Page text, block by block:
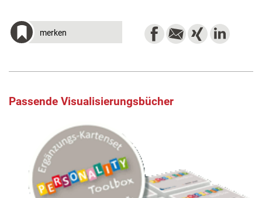
merken
Passende Visualisierungsbücher